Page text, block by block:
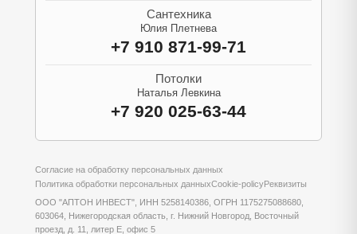
Сантехника
Юлия Плетнева
+7 910 871-99-71
Потолки
Наталья Левкина
+7 920 025-63-44
Согласие на обработку персональных данных
Политика обработки персональных данныхCookie-policyРеквизиты
ООО "АПТОН ИНВЕСТ", ИНН 5258140386, ОГРН 1175275088680,
603064, Нижегородская область, г. Нижний Новгород, Восточный
проезд, д. 11, литер Е, офис 5